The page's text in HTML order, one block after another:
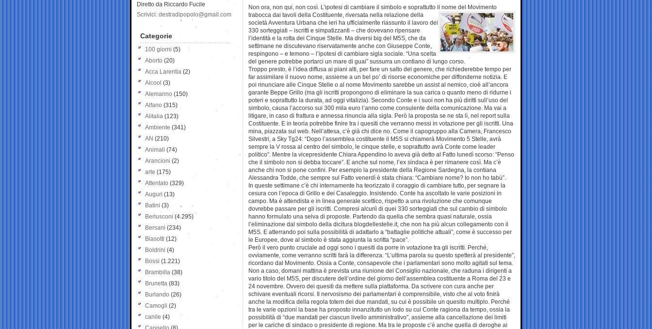
Non ora, non qui, non così. L’ipotesi di cambiare il simbolo e soprattutto il nome del
Movimento
trabocca dai tavoli della Costituente, riversata nella relazione della
società Avventura Urbana che ieri ha ufficialmente riassunto il lavoro dei
330 sorteggiati – iscritti e simpatizzanti – che dovevano ripensare
l’identità e la rotta dei Cinque Stelle. Ma diversi big del M5S, che da
settimane ne discutevano riservatamente anche con Giuseppe Conte,
respingono – e temono – l’ipotesi di cambiare sigla sociale. “Una scelta
del genere potrebbe portarci un mare di guai” sussurra un contiano di lungo corso.
Troppo presto, è l’idea diffusa ai piani alti, per fare un salto del genere, che richiederebbe tempo per
far assimilare il nuovo nome, assieme a un bel po’ di risorse economiche per diffonderne notizia. E
poi rinunciare alle Cinque Stelle o al nome Movimento sarebbe un assist al nemico, cioè all’ancora
garante Beppe Grillo (ma gli iscritti propongono di eliminare la sua carica o quanto meno di ridurne i
poteri e soprattutto la durata, ad oggi vitalizia). Secondo Conte e i suoi non ha più diritti sull’uso del
simbolo, causa l’accorso sui 300 mila euro l’anno come consulente della comunicazione. Ma vai a
litigare, in caso di frattura e annessa rinuncia alla sigla. Però la proposta se ne sta lì, nel report sulla
Costituente. E in teoria potrebbe finire tra i quesiti che verranno messi in votazione per gli iscritti. Una
mina, piazzata sul web. Nell’attesa, c’è già chi dice no. Come il capogruppo alla Camera, Francesco
Silvestri, a Sky Tg24: “Dopo l’assemblea costituente il M5S si chiamerà Movimento 5 Stelle, avrà
sempre la V rossa al centro del simbolo, le cinque stelle, e soprattutto avrà Conte come leader
politico”. Mentre la vicepresidente Chiara Appendino lo aveva già detto al Fatto lunedì scorso: “Penso
che il simbolo non si debba toccare”. E anche sul nome, l’ex sindaca è per rimanere così. Ma c’è
anche chi non si pone confini. Per esempio la presidente della Regione Sardegna, la contiana
Alessandra Todde, che sempre sul Fatto venerdì è stata chiara: “Cambiare nome? Io non ho tabù”.
In queste settimane c’è chi internamente ha teorizzato il coraggio di cambiare tutto, per segnare la
cesura con l’epoca di Grillo e dei Casaleggio. Insistendo. Conte ha ascoltato le varie posizioni in
campo. Ma è attendista e in linea generale scettico, rispetto a una rivoluzione che comunque
dovrebbe passare per gli iscritti. Compresi alcuni di quei 330 sorteggiati che sul cambio di simbolo
hanno formulato una selva di proposte. Partendo da quella che sembra quasi naturale, ossia
l’eliminazione dal simbolo della dicitura blogdellestelle.it, che non ha più alcun collegamento con il
M5S. E atterrando poi sulla possibilità di adattarlo a “battaglie politiche attuali”, come è successo per
le Europee, dove al simbolo è stata aggiunta la scritta “pace”.
Però il vero punto cruciale ad oggi sono i quesiti da porre in votazione tra gli iscritti. Perché,
ovviamente, come verranno scritti farà la differenza. “L’ultima parola su questo spetterà al presidente”,
ricordano dal Movimento. Ossia a Conte, consapevole che i parlamentari sono molto agitati sul tema.
Non a caso, domani mattina è prevista una riunione del Consiglio nazionale, che raduna i dirigenti a
vario titolo del M5S, per discutere dell’ordine del giorno dell’assemblea costituente a Roma del 23 e
24 novembre. Ovvero dei quesiti da mettere sulla piattaforma. Da scrivere con cura anche per
schivare eventuali ricorsi. Il nervosismo dei parlamentari è comprensibile, visto che al voto finirà
anche la modifica della regola totem dei due mandati, su cui è possibile un quesito multiplo. Perché
tra le varie opzioni la base ha proposto innanzitutto un lodo su cui Conte ragiona da tempo, ossia la
possibilità di “due mandati per ciascun livello amministrativo”, assieme alla cancellazione dei limiti
per le cariche di sindaco o presidente di regione. Ma tra le proposte c’è anche quella di deroghe ai
Diretto da Riccardo Fucile
Scrivici: destradipopolo@gmail.com
Categorie
100 giorni (5)
Aborto (20)
Acca Larentia (2)
Alcool (3)
Alemanno (150)
Alfano (315)
Alitalia (123)
Ambiente (341)
AN (210)
Animali (74)
Arancioni (2)
arte (175)
Attentato (329)
Auguri (13)
Batini (3)
Berlusconi (4.295)
Bersani (234)
Biasotti (12)
Boldrini (4)
Bossi (1.221)
Brambilla (38)
Brunetta (83)
Burlando (26)
Camogli (2)
canile (4)